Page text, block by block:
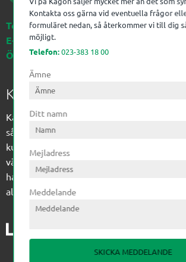
Telefon:023-383 18 00
E-post:kagon@kagon.se
Öppettider:Måndag-Fredag, 07-16
Kagon AB
Kagon har sedan 1972 levererat
sågverksindustrin och övrig industri. Till
kunskap med optimeringslösningar från
vägen fram till paketering/emballering
har vi ett komplement sortiment av
allt ifrån slangtillverkning till transmission
Kontakta oss gärna vid eventuella frågor
formuläret nedan, så återkommer vi till dig
möjligt.
Telefon:023-383 18 00
Ämne
Ditt namn
Mejladress
Meddelande
SKICKA MEDDELANDE